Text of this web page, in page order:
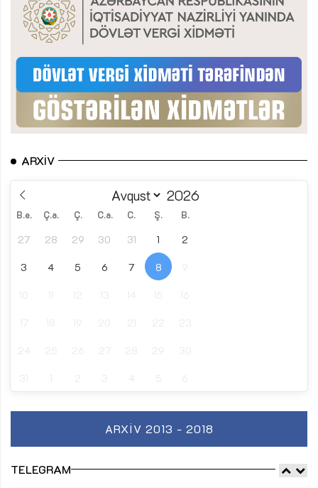
ARXIV
B.e. Ç.a. Ç. C.a. C. Ş. B.
27 28 29 30 31 1 2
3 4 5 6 7 8
ARXIV 2013 - 2018
TELEGRAM